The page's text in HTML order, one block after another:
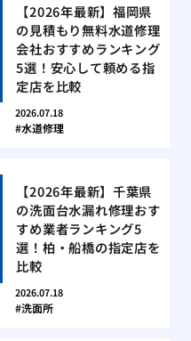
【2026年最新】福岡県
の見積もり無料水道修理
会社おすすめランキング
5選！安心して頼める指
定店を比較
2026.07.18
水道修理
【2026年最新】千葉県
の洗面台水漏れ修理おす
すめ業者ランキング5
選！柏・船橋の指定店を
比較
2026.07.18
洗面所